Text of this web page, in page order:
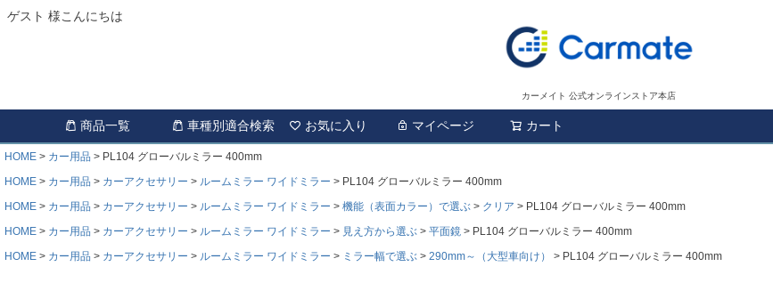
ゲスト 様こんにちは
カーメイト 公式オンラインストア本店
商品一覧 車種別適合検索 お気に入り マイページ カート
HOME カー用品
PL104 グローバルミラー 400mm
HOME
カー用品 カーアクセサリー ルームミラー ワイドミラー
PL104 グローバルミラー 400mm
HOME
カー用品 カーアクセサリー ルームミラー ワイドミラー 機能（表面カラー）で選ぶ クリア
PL104 グローバルミラー 400mm
HOME
カー用品 カーアクセサリー ルームミラー ワイドミラー 見え方から選ぶ 平面鏡
PL104 グローバルミラー 400mm
HOME
カー用品 カーアクセサリー ルームミラー ワイドミラー ミラー幅で選ぶ 290mm～（大型車向け） PL104 グローバルミラー 400mm